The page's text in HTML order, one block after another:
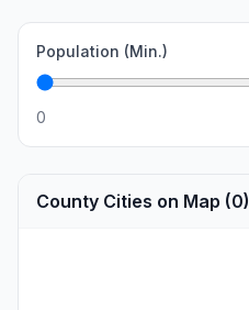
Population (Min.)
0
County Cities on Map (0)